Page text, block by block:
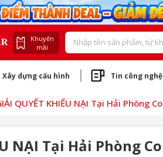
Khuyến
mãi
Xây dựng cấu hình Tin công nghệ
QUYẾT KHIẾU NẠI Tại Hải Phòng
NẠI Tại Hải Phòng